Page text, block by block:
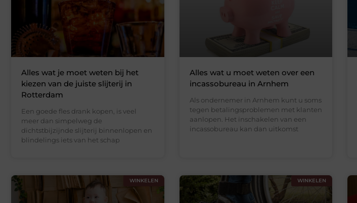
Alles wat je moet weten bij het
kiezen van de juiste slijterij in
Rotterdam
Een goede fles drank kopen, is veel
meer dan simpelweg de
dichtstbijzijnde slijterij binnenlopen en
blindelings iets van het schap
Alles wat u moet weten over een
incassobureau in Arnhem
Als ondernemer in Arnhem kunt u soms
tegen betalingsproblemen met klanten
aanlopen. Het inschakelen van een
incassobureau kan dan uitkomst
WINKELEN WINKELEN